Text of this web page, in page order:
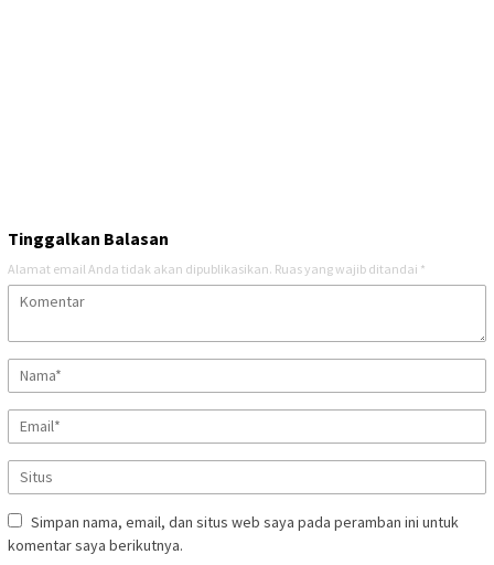
Tinggalkan Balasan
Alamat email Anda tidak akan dipublikasikan. Ruas yang wajib ditandai *
Simpan nama, email, dan situs web saya pada peramban ini untuk
komentar saya berikutnya.